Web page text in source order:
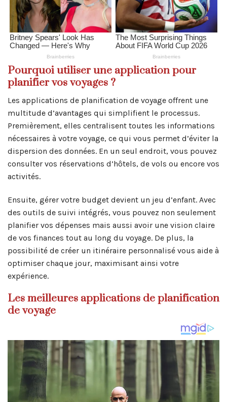
Pourquoi utiliser une application pour
planifier vos voyages ?
Les applications de planification de voyage offrent une
multitude d’avantages qui simplifient le processus.
Premièrement, elles centralisent toutes les informations
nécessaires à votre voyage, ce qui vous permet d’éviter la
dispersion des données. En un seul endroit, vous pouvez
consulter vos réservations d’hôtels, de vols ou encore vos
activités.
Ensuite, gérer votre budget devient un jeu d’enfant. Avec
des outils de suivi intégrés, vous pouvez non seulement
planifier vos dépenses mais aussi avoir une vision claire
de vos finances tout au long du voyage. De plus, la
possibilité de créer un itinéraire personnalisé vous aide à
optimiser chaque jour, maximisant ainsi votre
expérience.
Les meilleures applications de planification
de voyage